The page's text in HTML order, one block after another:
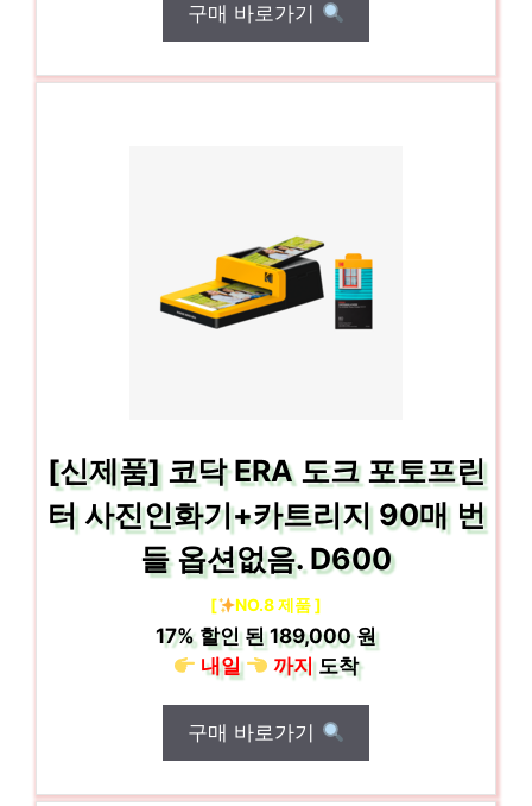
구매 바로가기
[신제품] 코닥 ERA 도크 포토프린
터 사진인화기+카트리지 90매 번
들 옵션없음. D600
[ NO.8 제품 ]
17%할인 된189,000 원
내일
까지도착
구매 바로가기